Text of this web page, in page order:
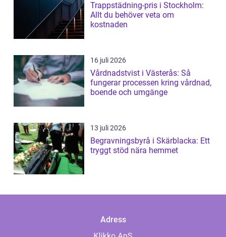
Trappstädning-pris i Stockholm:
Allt du behöver veta om
kostnaden
16 juli 2026
Vårdnadstvist i Västerås: Så
fungerar processen kring vårdnad,
boende och umgänge
13 juli 2026
Begravningsbyrå i Skärblacka: Ett
tryggt stöd nära hemmet
Adress